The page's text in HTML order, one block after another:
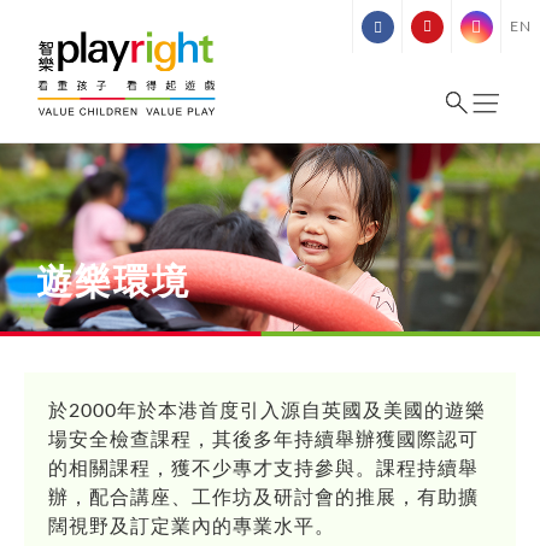
content
EN
遊樂環境
於2000年於本港首度引入源自英國及美國的遊樂
場安全檢查課程，其後多年持續舉辦獲國際認可
的相關課程，獲不少專才支持參與。課程持續舉
辦，配合講座、工作坊及研討會的推展，有助擴
闊視野及訂定業內的專業水平。